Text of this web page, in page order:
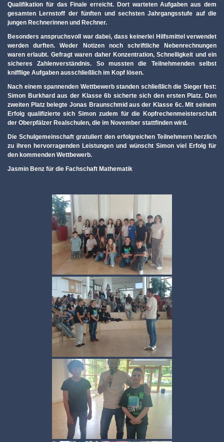
Qualifikation für das Finale erreicht. Dort warteten Aufgaben aus dem
gesamten Lernstoff der fünften und sechsten Jahrgangsstufe auf die
jungen Rechnerinnen und Rechner.
Besonders anspruchsvoll war dabei, dass keinerlei Hilfsmittel verwendet
werden durften. Weder Notizen noch schriftliche Nebenrechnungen
waren erlaubt. Gefragt waren daher Konzentration, Schnelligkeit und ein
sicheres Zahlenverständnis. So mussten die Teilnehmenden selbst
knifflige Aufgaben ausschließlich im Kopf lösen.
Nach einem spannenden Wettbewerb standen schließlich die Sieger fest:
Simon Burkhard aus der Klasse 6b sicherte sich den ersten Platz. Den
zweiten Platz belegte Jonas Braunschmid aus der Klasse 6c. Mit seinem
Erfolg qualifizierte sich Simon zudem für die Kopfrechenmeisterschaft
der Oberpfälzer Realschulen, die im November stattfinden wird.
Die Schulgemeinschaft gratuliert den erfolgreichen Teilnehmern herzlich
zu ihren hervorragenden Leistungen und wünscht Simon viel Erfolg für
den kommenden Wettbewerb.
Jasmin Benz für die Fachschaft Mathematik